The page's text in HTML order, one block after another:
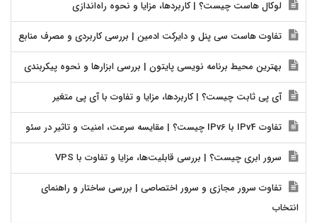
لوکال هاست چیست؟ | کاربردها، مزایا و نحوه راه‌اندازی
تفاوت هاست سی پنل و دایرکت ادمین | بررسی کاربردی و مصرف منابع
بهترین محیط برنامه نویسی پایتون | بررسی ابزارها و نحوه پیکربندی
آی پی ثابت چیست؟ | کاربردها، مزایا و تفاوت با آی پی متغیر
تفاوت IPv4 با IPv6 چیست؟ | مقایسه سرعت، امنیت و تاثیر در سئو
سرور ابری چیست؟ | بررسی قابلیت‌ها، مزایا و تفاوت با VPS
تفاوت سرور مجازی و سرور اختصاصی | بررسی ساختار و راهنمای
انتخاب